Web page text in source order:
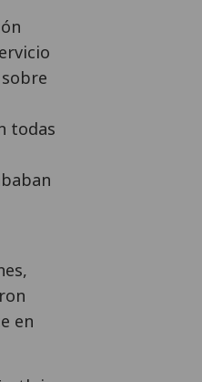
todas
en